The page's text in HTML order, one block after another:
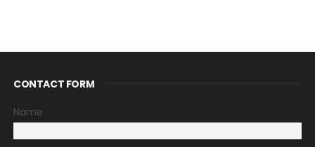
CONTACT FORM
Name